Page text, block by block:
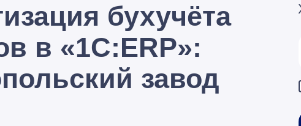
бухучёта
в «1С:ERP»:
завод